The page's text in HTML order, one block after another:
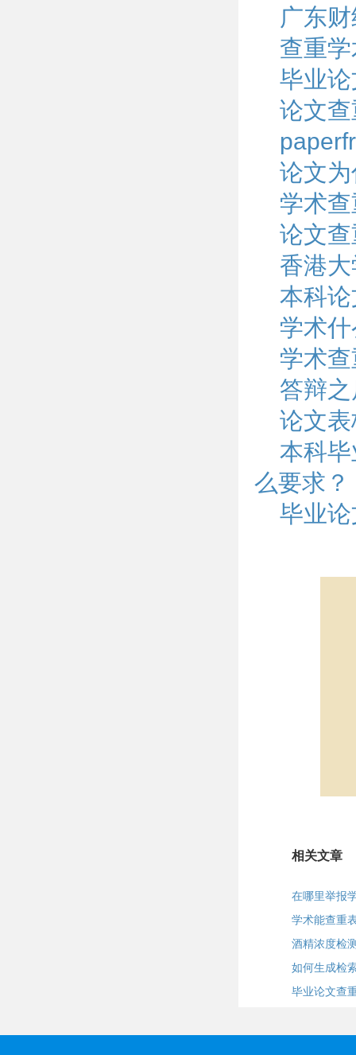
广东
查重
毕业
论文
论文
学术
论文
香港
本科
学术
学术
答辩
论文
本科
么要求？
毕业
相关文章
在哪里举报
学术能查重
酒精浓度检
如何生成检
毕业论文查